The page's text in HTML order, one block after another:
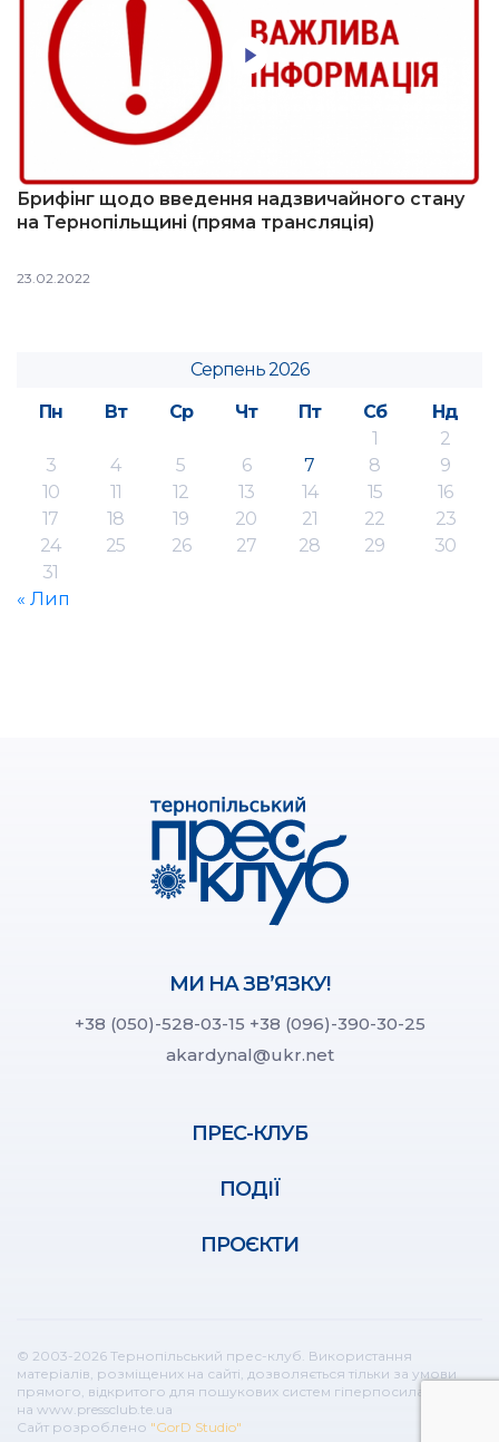
Брифінг щодо введення надзвичайного стану
на Тернопільщині (пряма трансляція)
23.02.2022
Серпень 2026
Пн
Вт Ср Чт Пт Сб
Нд
1
2
3
4 5 6 7 8
9
10
11 12 13 14 15
16
17
18 19 20 21 22
23
24
25 26 27 28 29
30
31
« Лип
МИ НА ЗВ’ЯЗКУ!
+38 (050)-528-03-15 +38 (096)-390-30-25
akardynal@ukr.net
ПРЕС-КЛУБ
ПОДІЇ
ПРОЄКТИ
© 2003-2026 Тернопільський прес-клуб. Використання
матеріалів, розміщених на сайті, дозволяється тільки за умови
прямого, відкритого для пошукових систем гіперпосилання
на www.pressclub.te.ua
Сайт розроблено "GorD Studio"